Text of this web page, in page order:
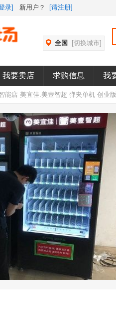
录] 新用户？ [请注册]
全国 [切换城市]
我要卖店 求购信息 我
能店 美宜佳.美壹智超 弹夹单机 创业版